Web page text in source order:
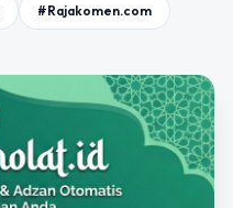
#Rajakomen.com